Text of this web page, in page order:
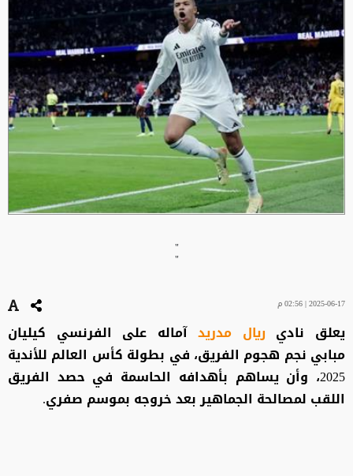
"
"
2025-06-17 | 02:56 م
يعلق نادي ريال مدريدآماله على الفرنسي كيليان
مبابي نجم هجوم الفريق، في بطولة كأس العالم للأندية
2025، وأن يساهم بأهدافه الحاسمة في حصد الفريق
اللقب لمصالحة الجماهير بعد خروجه بموسم صفري.